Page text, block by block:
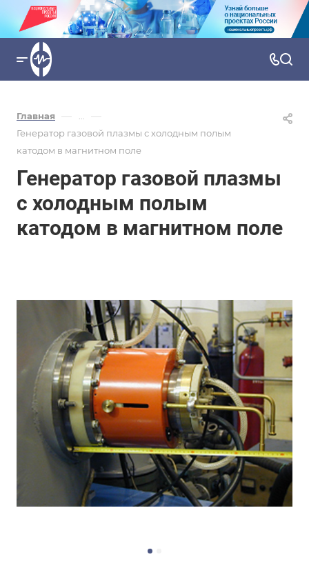
Главная — ... —
Генератор газовой плазмы с холодным полым
катодом в магнитном поле
Генератор газовой плазмы
с холодным полым
катодом в магнитном поле